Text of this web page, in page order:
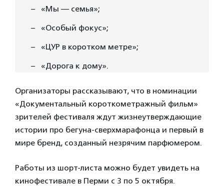
«Мы — семья»;
«Особый фокус»;
«ЦУР в коротком метре»;
«Дорога к дому».
Организаторы рассказывают, что в номинации
«Документальный короткометражный фильм»
зрителей фестиваля ждут жизнеутверждающие
истории про бегуна-сверхмарафонца и первый в
мире бренд, созданный незрячим парфюмером.
Работы из шорт-листа можно будет увидеть на
кинофестивале в Перми c 3 по 5 октября.